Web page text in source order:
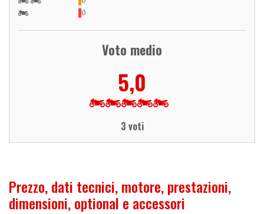
0
Voto medio
5,0
3 voti
Prezzo, dati tecnici, motore, prestazioni,
dimensioni, optional e accessori